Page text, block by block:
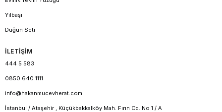
Yılbaşı
Düğün Seti
İLETİŞİM
444 5 583
0850 640 1111
info@hakanmucevherat.com
İstanbul / Ataşehir , Küçükbakkalköy Mah. Fırın Cd. No 1 / A